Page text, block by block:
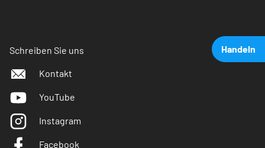
Handeln
Schreiben Sie uns
Kontakt
YouTube
Instagram
Facebook